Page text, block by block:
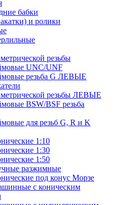
бабки
и ролики
резьбы
UNC/UNF
резьба G ЛЕВЫЕ
резьбы ЛЕВЫЕ
BSW/BSF резьба
для резьб G, R и K
1:10
1:30
1:50
разжимные
под конус Морзе
с коническим